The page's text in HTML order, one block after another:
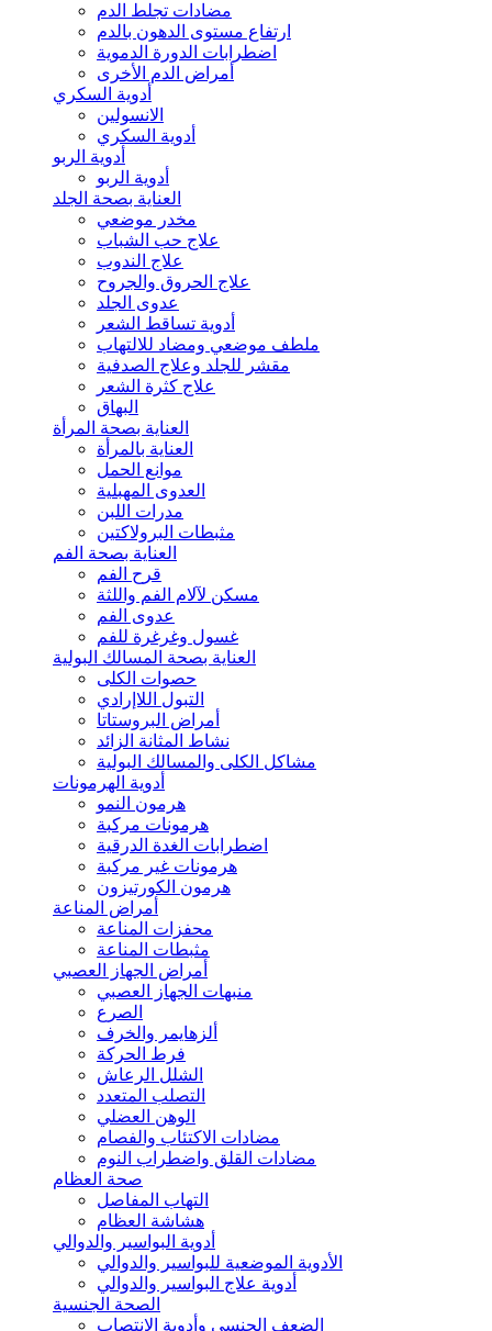
مضادات تجلط الدم
ارتفاع مستوى الدهون بالدم
اضطرابات الدورة الدموية
أمراض الدم الأخرى
أدوية السكري
الانسولين
أدوية السكري
أدوية الربو
أدوية الربو
العناية بصحة الجلد
مخدر موضعي
علاج حب الشباب
علاج الندوب
علاج الحروق والجروح
عدوى الجلد
أدوية تساقط الشعر
ملطف موضعي ومضاد للالتهاب
مقشر للجلد وعلاج الصدفية
علاج كثرة الشعر
البهاق
العناية بصحة المرأة
العناية بالمرأة
موانع الحمل
العدوى المهبلية
مدرات اللبن
مثبطات البرولاكتين
العناية بصحة الفم
قرح الفم
مسكن لآلام الفم واللثة
عدوى الفم
غسول وغرغرة للفم
العناية بصحة المسالك البولية
حصوات الكلى
التبول اللاإرادي
أمراض البروستاتا
نشاط المثانة الزائد
مشاكل الكلى والمسالك البولية
أدوية الهرمونات
هرمون النمو
هرمونات مركبة
اضطرابات الغدة الدرقية
هرمونات غير مركبة
هرمون الكورتيزون
أمراض المناعة
محفزات المناعة
مثبطات المناعة
أمراض الجهاز العصبي
منبهات الجهاز العصبي
الصرع
ألزهايمر والخرف
فرط الحركة
الشلل الرعاش
التصلب المتعدد
الوهن العضلي
مضادات الاكتئاب والفصام
مضادات القلق واضطراب النوم
صحة العظام
التهاب المفاصل
هشاشة العظام
أدوية البواسير والدوالي
الأدوية الموضعية للبواسير والدوالي
أدوية علاج البواسير والدوالي
الصحة الجنسية
الضعف الجنسي وأدوية الانتصاب